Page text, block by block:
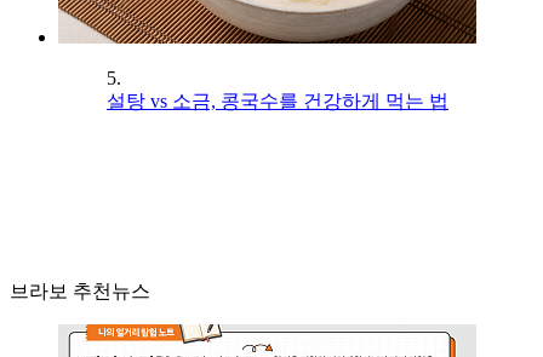
5.
설탕 vs 소금, 콩국수를 건강하게 먹는 법
브라보 추천뉴스